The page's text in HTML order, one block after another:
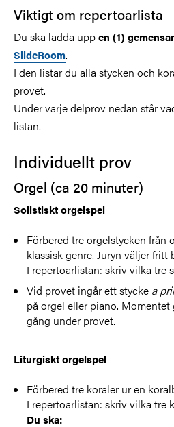
Viktigt om repertoarlista
Du ska ladda uppen (1)
SlideRoom.
I den listar du alla stycken och
provet.
Under varje delprov nedan står
listan.
Individuellt prov
Orgel (ca 20 minuter)
Solistiskt orgelspel
Förbered tre orgelstycken från
klassisk genre. Juryn väljer fritt
I repertoarlistan: skriv vilka tre
Vid provet ingår ett stycke a
på orgel eller piano. Momentet
gång under provet.
Liturgiskt orgelspel
Förbered tre koraler ur en
I repertoarlistan: skriv vilka tre
Du ska: